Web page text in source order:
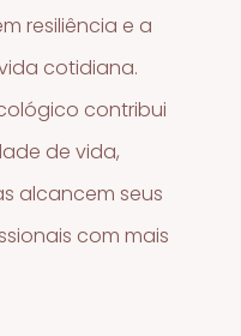
resiliência e a
cotidiana.
contribui
de vida,
alcancem seus
com mais